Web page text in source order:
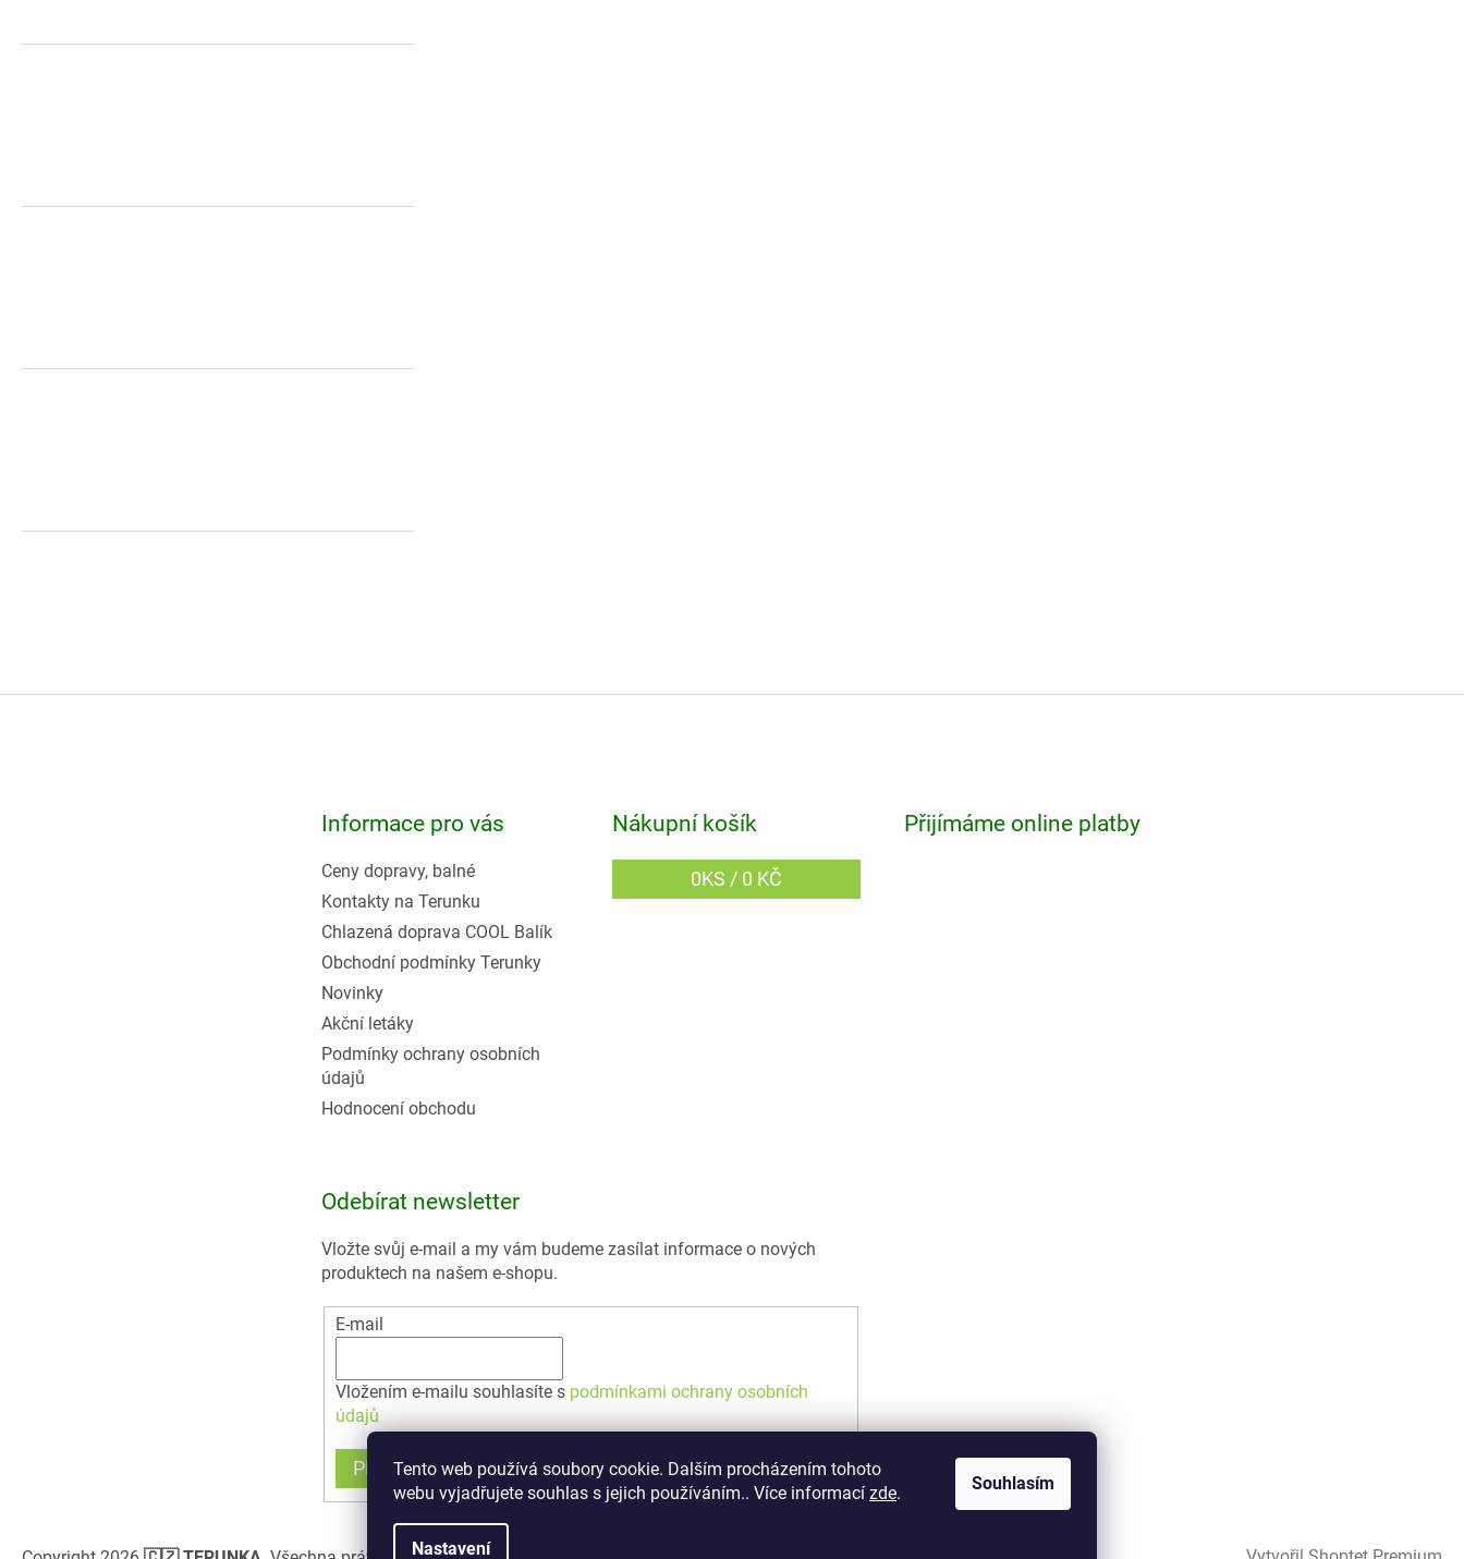
Tento web používá soubory cookie. Dalším procházením tohoto
webu vyjadřujete souhlas s jejich používáním.. Více informací zde.
Nastavení
Souhlasím
Informace pro vás
Ceny dopravy, balné
Kontakty na Terunku
Chlazená doprava COOL Balík
Obchodní podmínky Terunky
Novinky
Akční letáky
Podmínky ochrany osobních
údajů
Hodnocení obchodu
Nákupní košík
0KS / 0 KČ
Přijímáme online platby
Odebírat newsletter
Vložte svůj e-mail a my vám budeme zasílat informace o nových
produktech na našem e-shopu.
E-mail
Vložením e-mailu souhlasíte s podmínkami ochrany osobních
údajů
PŘIHLÁSIT SE